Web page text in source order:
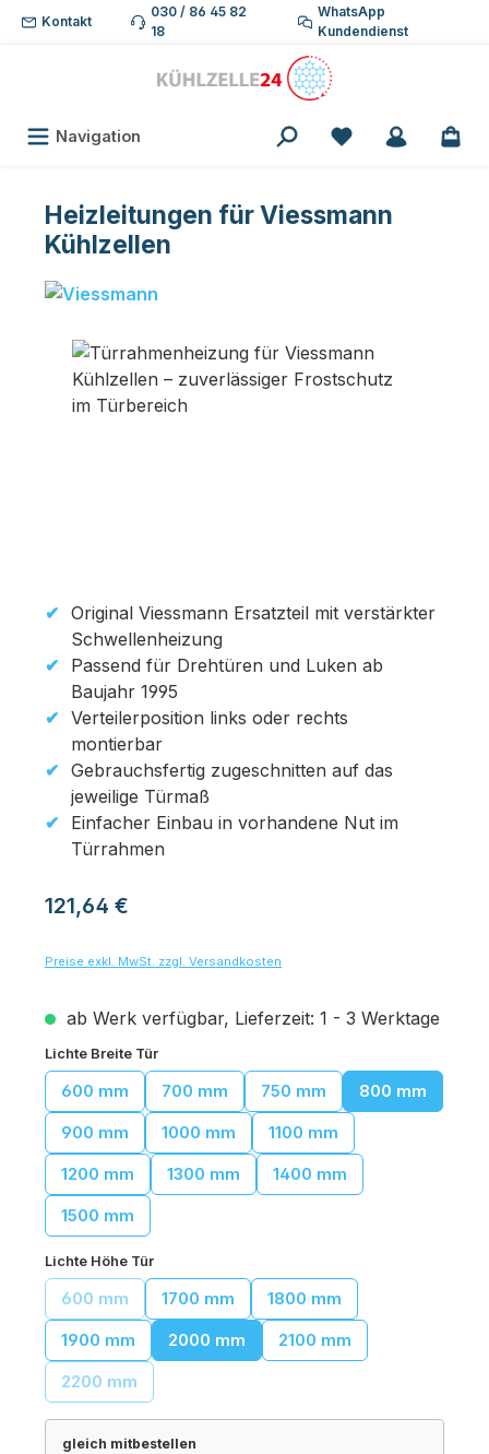
Zum Hauptinhalt springen
Kontakt
030 / 86 45 82
18
WhatsApp
Kundendienst
Navigation Du hast 0
Heizleitungen für Viessmann
Kühlzellen
Bildergalerie überspringen
Original Viessmann Ersatzteil mit verstärkter
Schwellenheizung
Passend für Drehtüren und Luken ab
Baujahr 1995
Verteilerposition links oder rechts
montierbar
Gebrauchsfertig zugeschnitten auf das
jeweilige Türmaß
Einfacher Einbau in vorhandene Nut im
Türrahmen
Regulärer Preis:
121,64 €
Preise exkl. MwSt. zzgl. Versandkosten
ab Werk verfügbar, Lieferzeit: 1 - 3 Werktage
Lichte Breite Türauswählen
600 mm 700 mm 750 mm
800 mm
900 mm
1000 mm
1100 mm
1200 mm
1300 mm
1400 mm
1500 mm
Lichte Höhe Türauswählen
600 mm(Diese Option ist zurzeit nicht verfügbar.)
1700 mm
1800 mm
1900 mm
2000 mm
2100 mm
2200 mm(Diese Option ist zurzeit nicht verfügbar.)
gleich mitbestellen